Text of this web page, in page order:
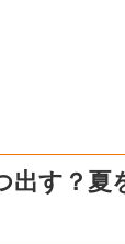
出す？夏